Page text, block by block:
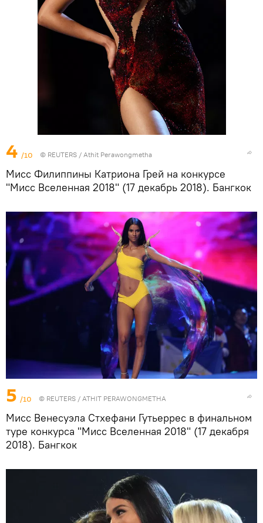
4 /10 © REUTERS / Athit Perawongmetha
Мисс Филиппины Катриона Грей на конкурсе
"Мисс Вселенная 2018" (17 декабрь 2018). Бангкок
5 /10 © REUTERS / ATHIT PERAWONGMETHA
Мисс Венесуэла Стхефани Гутьеррес в финальном
туре конкурса "Мисс Вселенная 2018" (17 декабря
2018). Бангкок